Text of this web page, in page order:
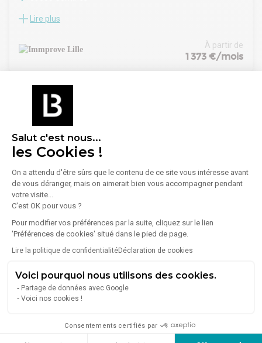
Salut c'est nous...
les Cookies !
On a attendu d'être sûrs que le contenu de ce site vous intéresse avant
de vous déranger, mais on aimerait bien vous accompagner pendant
votre visite...
C'est OK pour vous ?
Pour modifier vos préférences par la suite, cliquez sur le lien
'Préférences de cookies' situé dans le pied de page.
Lire la politique de confidentialitéDéclaration de cookies
Voici pourquoi nous utilisons des cookies.
Partage de données avec Google
Voici nos cookies !
Consentements certifiés par
Immprove vous propose à la vente ou à la location, des
votre projet en réalité avec des bureaux et locaux d'activités
modernes sur un site clos et sécurisé disponibles à partir de
Disponibilité immédiate. Ne manquez pas cette opportunité
de vous implanter dans un secteur en plein essor.
Lire plus
À partir de
1 373 €/mois
Location Local d'activités 97 m² à 568 m²
59560 Comines
d'activités avec bureaux d'environ 570 m², divisbles et
idéalement situées à Comines, à proximité de la frontière
belge et des dessertes.